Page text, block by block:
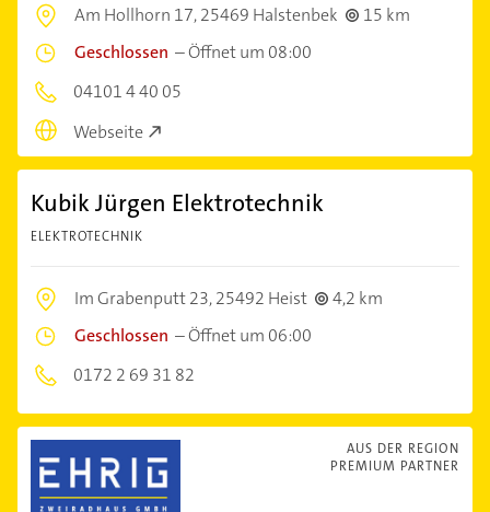
Am Hollhorn 17,25469 Halstenbek
15 km
Geschlossen –Öffnet um 08:00
04101 4 40 05
Webseite
Kubik Jürgen Elektrotechnik
ELEKTROTECHNIK
Im Grabenputt 23,25492 Heist
4,2 km
Geschlossen –Öffnet um 06:00
0172 2 69 31 82
AUS DER REGION
PREMIUM PARTNER